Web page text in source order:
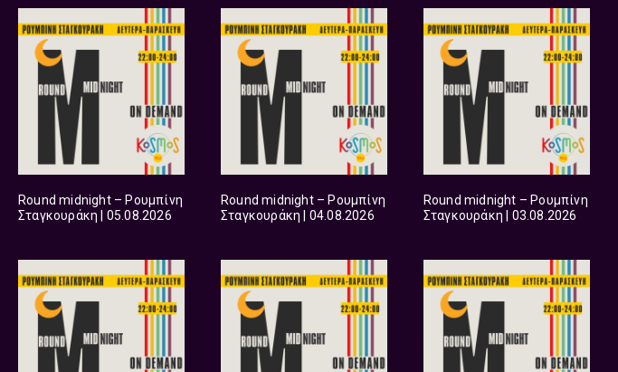
Round midnight – Ρουμπίνη
Σταγκουράκη | 05.08.2026
Round midnight – Ρουμπίνη
Σταγκουράκη | 04.08.2026
Round midnight – Ρουμπίνη
Σταγκουράκη | 03.08.2026